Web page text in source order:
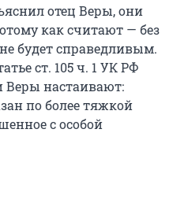
отец Веры, они
как считают — без
будет справедливым.
ст. 105 ч. 1 УК РФ
Веры настаивают:
по более тяжкой
с особой